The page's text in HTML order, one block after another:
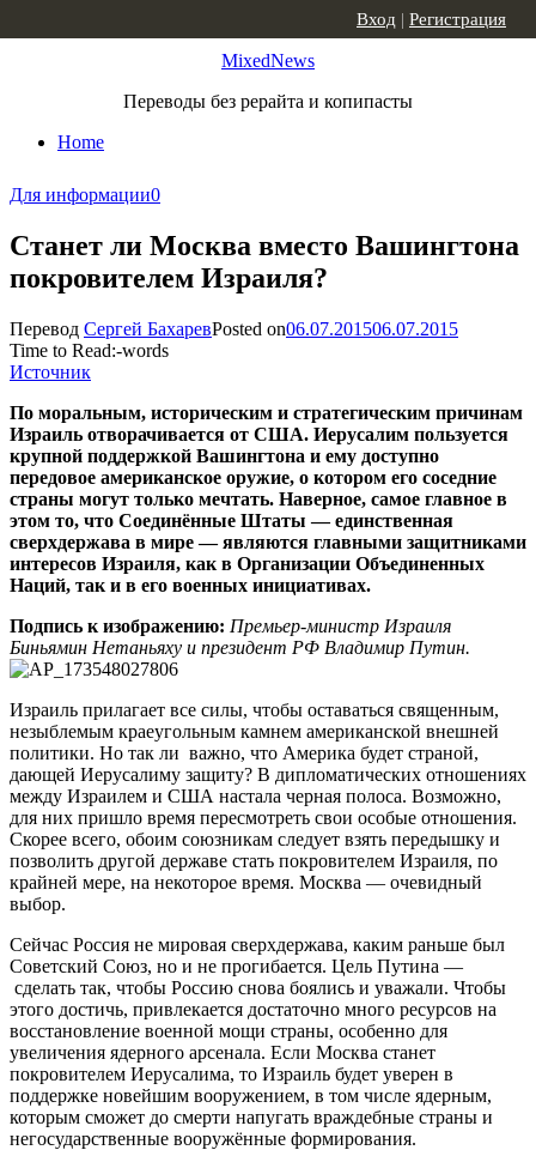
MixedNews
Переводы без рерайта и копипасты
Home
Вход | Регистрация
Для информации0
Станет ли Москва вместо Вашингтона
покровителем Израиля?
Перевод Сергей БахаревPosted on06.07.201506.07.2015
Time to Read:-words
Источник
По моральным, историческим и стратегическим причинам
Израиль отворачивается от США. Иерусалим пользуется
крупной поддержкой Вашингтона и ему доступно
передовое американское оружие, о котором его соседние
страны могут только мечтать. Наверное, самое главное в
этом то, что Соединённые Штаты — единственная
сверхдержава в мире — являются главными защитниками
интересов Израиля, как в Организации Объединенных
Наций, так и в его военных инициативах.
Подпись к изображению: Премьер-министр Израиля
Биньямин Нетаньяху и президент РФ Владимир Путин.
Израиль прилагает все силы, чтобы оставаться священным,
незыблемым краеугольным камнем американской внешней
политики. Но так ли важно, что Америка будет страной,
дающей Иерусалиму защиту? В дипломатических отношениях
между Израилем и США настала черная полоса. Возможно,
для них пришло время пересмотреть свои особые отношения.
Скорее всего, обоим союзникам следует взять передышку и
позволить другой державе стать покровителем Израиля, по
крайней мере, на некоторое время. Москва — очевидный
выбор.
Сейчас Россия не мировая сверхдержава, каким раньше был
Советский Союз, но и не прогибается. Цель Путина —
сделать так, чтобы Россию снова боялись и уважали. Чтобы
этого достичь, привлекается достаточно много ресурсов на
восстановление военной мощи страны, особенно для
увеличения ядерного арсенала. Если Москва станет
покровителем Иерусалима, то Израиль будет уверен в
поддержке новейшим вооружением, в том числе ядерным,
которым сможет до смерти напугать враждебные страны и
негосударственные вооружённые формирования.